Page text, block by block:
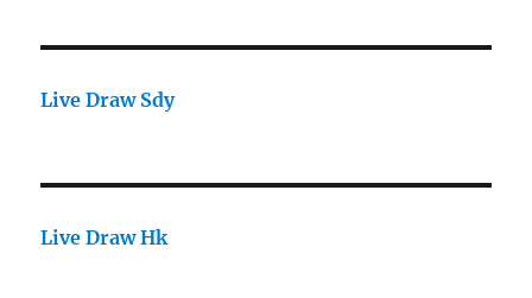
Live Draw Sdy
Live Draw Hk